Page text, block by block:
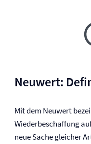
Neuwert:
Mit dem Neuwert
Wiederbeschaffung
neue Sache gleicher